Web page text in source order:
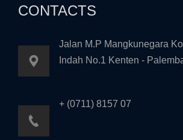
CONTACTS
Jalan M.P Mangkunegara
Indah No.1 Kenten -
+ (0711) 8157 07